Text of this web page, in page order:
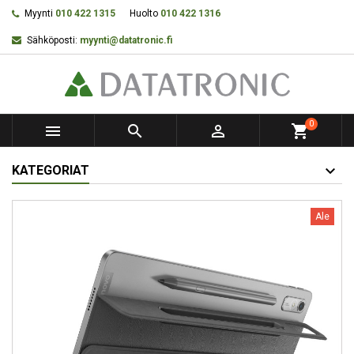
Myynti 010 422 1315 Huolto 010 422 1316
Sähköposti: myynti@datatronic.fi
   shopping_cart0
KATEGORIAT
Ale